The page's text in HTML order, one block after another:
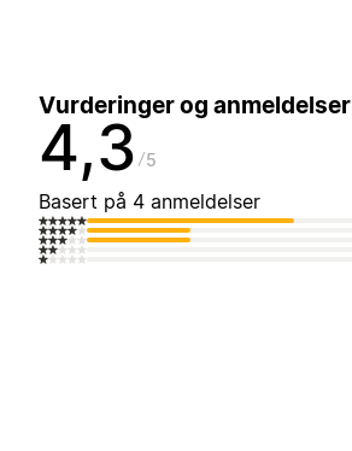
Vurderinger og anmeldelser
4,3 5
Basert på 4 anmeldelser